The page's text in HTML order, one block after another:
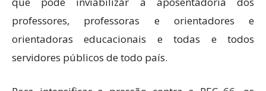
professores, professoras e orientadores e
orientadoras educacionais e todas e todos
servidores públicos de todo país.